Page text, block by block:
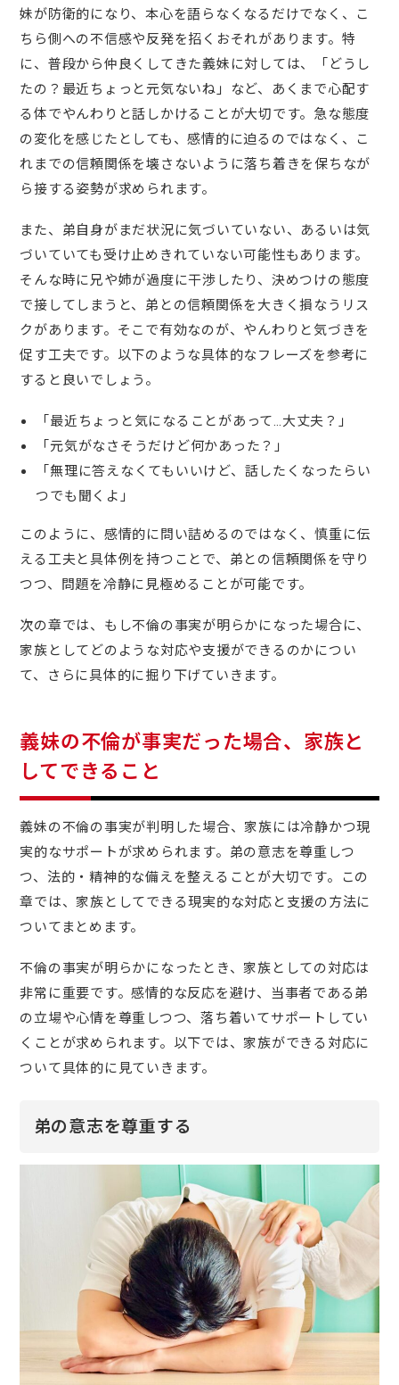
妹が防衛的になり、本心を語らなくなるだけでなく、こ
ちら側への不信感や反発を招くおそれがあります。特
に、普段から仲良くしてきた義妹に対しては、「どうし
たの？最近ちょっと元気ないね」など、あくまで心配す
る体でやんわりと話しかけることが大切です。急な態度
の変化を感じたとしても、感情的に迫るのではなく、こ
れまでの信頼関係を壊さないように落ち着きを保ちなが
ら接する姿勢が求められます。
また、弟自身がまだ状況に気づいていない、あるいは気
づいていても受け止めきれていない可能性もあります。
そんな時に兄や姉が過度に干渉したり、決めつけの態度
で接してしまうと、弟との信頼関係を大きく損なうリス
クがあります。そこで有効なのが、やんわりと気づきを
促す工夫です。以下のような具体的なフレーズを参考に
すると良いでしょう。
「最近ちょっと気になることがあって…大丈夫？」
「元気がなさそうだけど何かあった？」
「無理に答えなくてもいいけど、話したくなったらい
つでも聞くよ」
このように、感情的に問い詰めるのではなく、慎重に伝
える工夫と具体例を持つことで、弟との信頼関係を守り
つつ、問題を冷静に見極めることが可能です。
次の章では、もし不倫の事実が明らかになった場合に、
家族としてどのような対応や支援ができるのかについ
て、さらに具体的に掘り下げていきます。
義妹の不倫が事実だった場合、家族と
してできること
義妹の不倫の事実が判明した場合、家族には冷静かつ現
実的なサポートが求められます。弟の意志を尊重しつ
つ、法的・精神的な備えを整えることが大切です。この
章では、家族としてできる現実的な対応と支援の方法に
ついてまとめます。
不倫の事実が明らかになったとき、家族としての対応は
非常に重要です。感情的な反応を避け、当事者である弟
の立場や心情を尊重しつつ、落ち着いてサポートしてい
くことが求められます。以下では、家族ができる対応に
ついて具体的に見ていきます。
弟の意志を尊重する